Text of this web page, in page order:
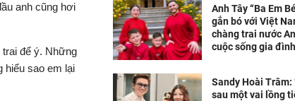
anh cũng hơi
để ý. Những
hiểu sao em lại
Anh Tây “Ba Em
gắn bó với Việt
chàng trai nước
cuộc sống gia
Sandy Hoài Trâm:
sau một vai lồng